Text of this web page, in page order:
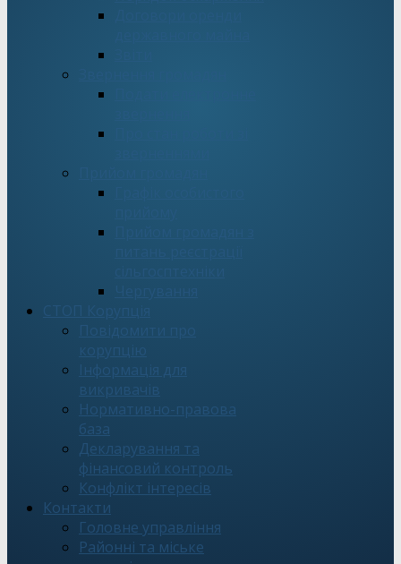
СТОП Корупція
Повідомити про
корупцію
Інформація для
викривачів
Нормативно-правова
база
Декларування та
фінансовий контроль
Конфлікт інтересів
Контакти
Головне управління
Районні та міське